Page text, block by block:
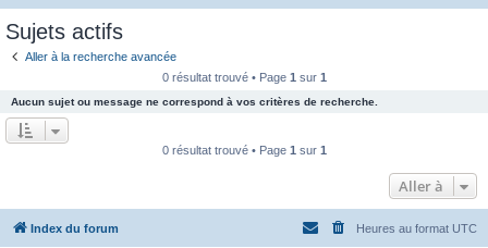
e
Sujets actifs
Aller à la recherche avancée
0 résultat trouvé • Page 1 sur 1
Aucun sujet ou message ne correspond à vos critères de recherche.
0 résultat trouvé • Page 1 sur 1
Aller à
Index du forum Heures au format UTC